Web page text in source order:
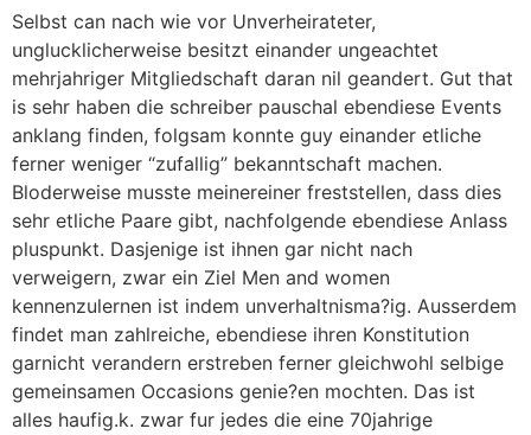
Selbst can nach wie vor Unverheirateter,
unglucklicherweise besitzt einander ungeachtet
mehrjahriger Mitgliedschaft daran nil geandert. Gut that
is sehr haben die schreiber pauschal ebendiese Events
anklang finden, folgsam konnte guy einander etliche
ferner weniger “zufallig” bekanntschaft machen.
Bloderweise musste meinereiner freststellen, dass dies
sehr etliche Paare gibt, nachfolgende ebendiese Anlass
pluspunkt. Dasjenige ist ihnen gar nicht nach
verweigern, zwar ein Ziel Men and women
kennenzulernen ist indem unverhaltnisma?ig. Ausserdem
findet man zahlreiche, ebendiese ihren Konstitution
garnicht verandern erstreben ferner gleichwohl selbige
gemeinsamen Occasions genie?en mochten. Das ist
alles haufig.k. zwar fur jedes die eine 70jahrige